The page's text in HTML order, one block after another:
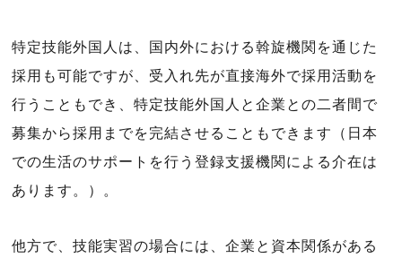
特定技能外国人は、国内外における斡旋機関を通じた
採用も可能ですが、受入れ先が直接海外で採用活動を
行うこともでき、特定技能外国人と企業との二者間で
募集から採用までを完結させることもできます（日本
での生活のサポートを行う登録支援機関による介在は
あります。）。
他方で、技能実習の場合には、企業と資本関係がある